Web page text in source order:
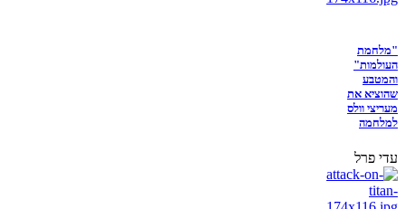
"מלחמת
העולמות"
והמטבע
שהוציא את
מעריצי וולס
למלחמה
עדי פרל